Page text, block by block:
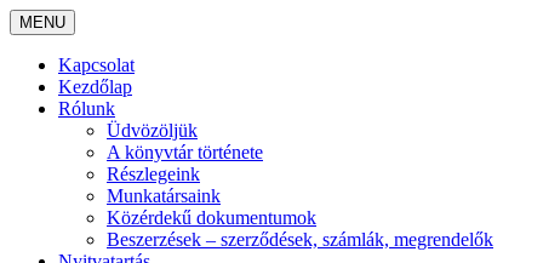
MENU
Kapcsolat
Kezdőlap
Rólunk
Üdvözöljük
A könyvtár története
Részlegeink
Munkatársaink
Közérdekű dokumentumok
Beszerzések – szerződések, számlák, megrendelők